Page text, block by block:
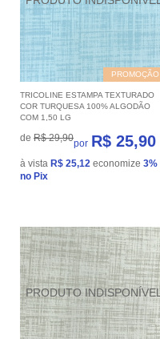
PROMOÇÃO
TRICOLINE ESTAMPA TEXTURADO
COR TURQUESA 100% ALGODÃO
COM 1,50 LG
de R$ 29,90por R$ 25,90
à vista R$ 25,12 economize 3%
no Pix